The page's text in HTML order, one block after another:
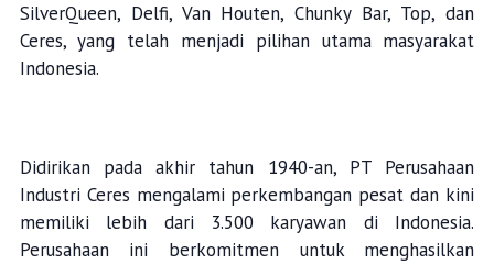
SilverQueen, Delfi, Van Houten, Chunky Bar, Top, dan
Ceres, yang telah menjadi pilihan utama masyarakat
Indonesia.
Didirikan pada akhir tahun 1940-an, PT Perusahaan
Industri Ceres mengalami perkembangan pesat dan kini
memiliki lebih dari 3.500 karyawan di Indonesia.
Perusahaan ini berkomitmen untuk menghasilkan